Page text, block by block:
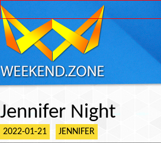
Jennifer Night
2022-01-21 JENNIFER